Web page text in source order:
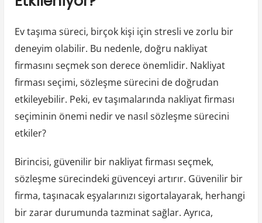
Ev taşıma süreci, birçok kişi için stresli ve zorlu bir
deneyim olabilir. Bu nedenle, doğru nakliyat
firmasını seçmek son derece önemlidir. Nakliyat
firması seçimi, sözleşme sürecini de doğrudan
etkileyebilir. Peki, ev taşımalarında nakliyat firması
seçiminin önemi nedir ve nasıl sözleşme sürecini
etkiler?
Birincisi, güvenilir bir nakliyat firması seçmek,
sözleşme sürecindeki güvenceyi artırır. Güvenilir bir
firma, taşınacak eşyalarınızı sigortalayarak, herhangi
bir zarar durumunda tazminat sağlar. Ayrıca,